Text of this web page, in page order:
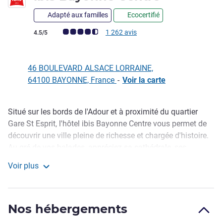
Adapté aux familles Ecocertifié
Note Avis clients (Note ALL)
4.5/5 1 262 avis
46 BOULEVARD ALSACE LORRAINE,
64100 BAYONNE, France - Voir la carte
Description
Situé sur les bords de l'Adour et à proximité du quartier
Gare St Esprit, l'hôtel ibis Bayonne Centre vous permet de
découvrir une ville pleine de richesse et chargée d'histoire.
rénové est équipé de la nouvelle literie Sweet Bed by ibis
déguster nos cocktails.
Voir plus
Nos hébergements